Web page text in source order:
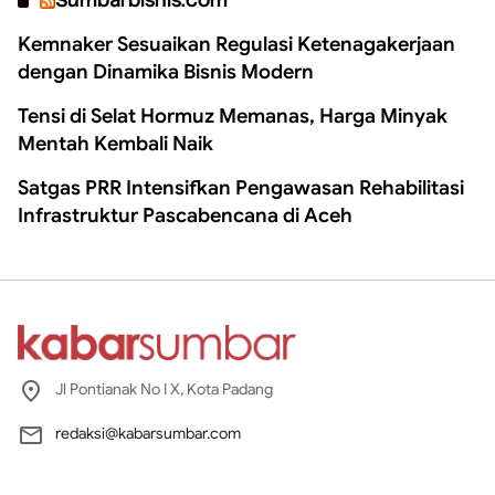
Kemnaker Sesuaikan Regulasi Ketenagakerjaan
dengan Dinamika Bisnis Modern
Tensi di Selat Hormuz Memanas, Harga Minyak
Mentah Kembali Naik
Satgas PRR Intensifkan Pengawasan Rehabilitasi
Infrastruktur Pascabencana di Aceh
Jl Pontianak No I X, Kota Padang
redaksi@kabarsumbar.com